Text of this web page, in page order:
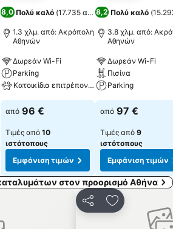
8,0 Πολύ καλό (17.735 αξιολογήσεις)
1.3 χλμ. από: Ακρόπολη
Αθηνών
Δωρεάν Wi-Fi
Parking
Κατοικίδια επιτρέπονται
από 96 €
Τιμές από 10
ιστότοπους
Εμφάνιση τιμών
8,2 Πολύ καλό (
3.8 χλμ. από:
Αθηνών
Δωρεάν Wi-Fi
Πισίνα
Parking
από 97 €
Τιμές από 9
ιστότοπους
Εμφάνιση τιμών
στον προορισμό Αθήνα
αγαπημένα ΚοινοποίησηΠροσθήκη